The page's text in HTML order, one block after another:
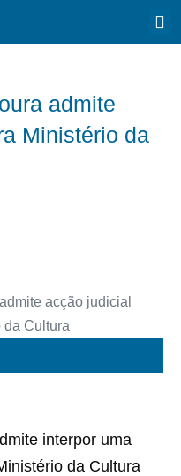
admite
Ministério da
interpor uma
da Cultura